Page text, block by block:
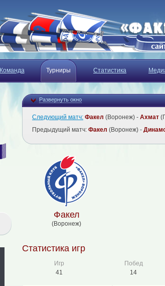
Команда Турниры Статистика
Развернуть окно
Следующий матч: Факел (Воронеж) - Ахмат
Предыдущий матч: Факел (Воронеж) -
Факел
(Воронеж)
Статистика игр
Игр Побед
41
14